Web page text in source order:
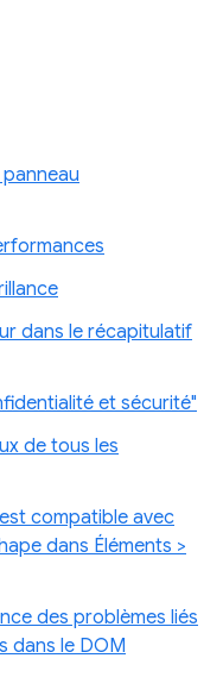
dans le récapitulatif
et sécurité"
de tous les
compatible avec
dans Éléments >
des problèmes liés
dans le DOM